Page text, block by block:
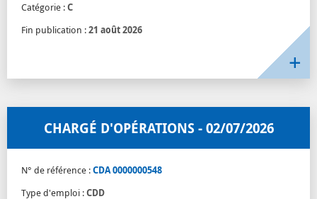
Catégorie :C
Fin publication :21 août 2026
CHARGÉ D'OPÉRATIONS - 02/07/2026
N° de référence :CDA 0000000548
Type d'emploi :CDD